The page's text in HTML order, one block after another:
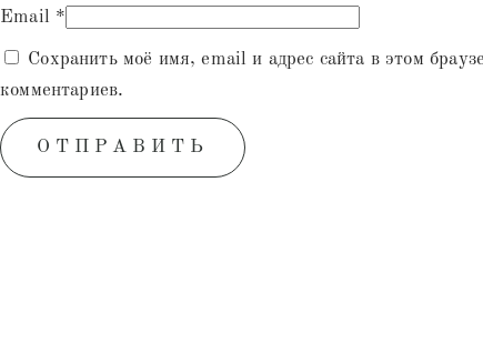
Email *
Сохранить моё имя, email и адрес сайта в этом
комментариев.